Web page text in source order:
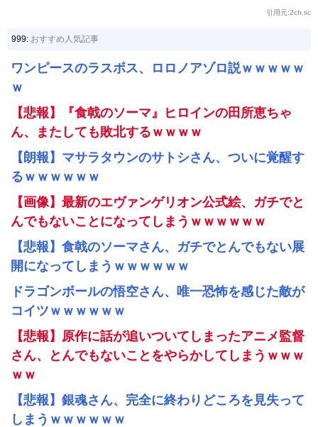
引用元:2ch.sc
999: おすすめ人気記事
ワンピースのラスボス、ロロノアゾロ説ｗｗｗｗｗ
ｗ
【悲報】『食戟のソーマ』ヒロインの田所恵ちゃ
ん、またしても敗北するｗｗｗｗ
【朗報】マサラタウンのサトシさん、ついに覚醒す
るｗｗｗｗｗｗ
【画像】最新のエヴァンゲリオン公式絵、ガチでと
んでもないことになってしまうｗｗｗｗｗｗ
【悲報】食戟のソーマさん、ガチでとんでもない展
開になってしまうｗｗｗｗｗｗ
ドラゴンボールの悟空さん、唯一恐怖を感じた敵が
コイツｗｗｗｗｗｗ
【悲報】原作に話が追いついてしまったアニメ監督
さん、とんでもないことをやらかしてしまうｗｗｗ
ｗｗ
【悲報】銀魂さん、完全に終わりどころを見失って
しまうｗｗｗｗｗｗ